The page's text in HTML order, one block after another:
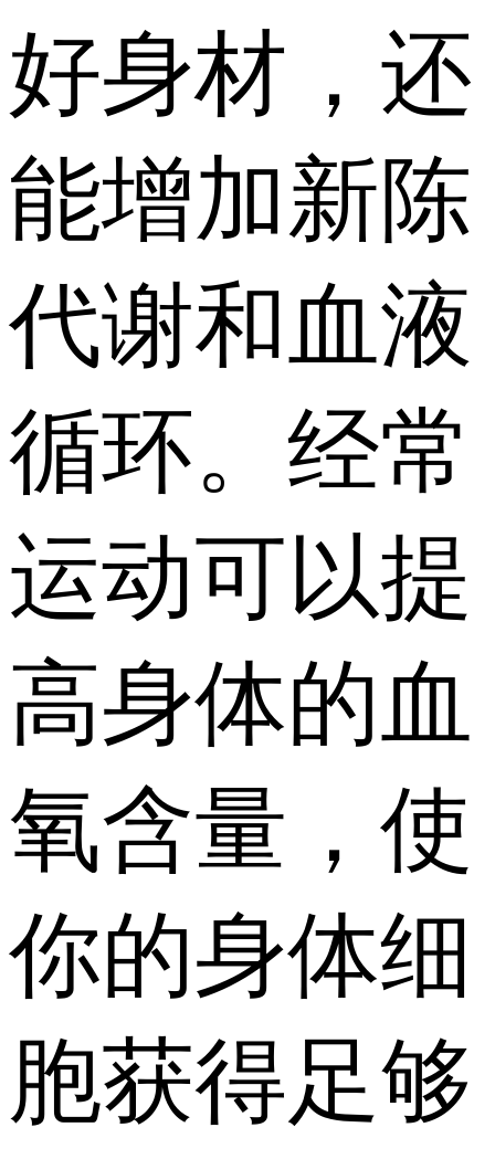
好身材，还
能增加新陈
代谢和血液
循环。经常
运动可以提
高身体的血
氧含量，使
你的身体细
胞获得足够